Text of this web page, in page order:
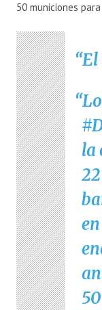
50 municiones
El
la